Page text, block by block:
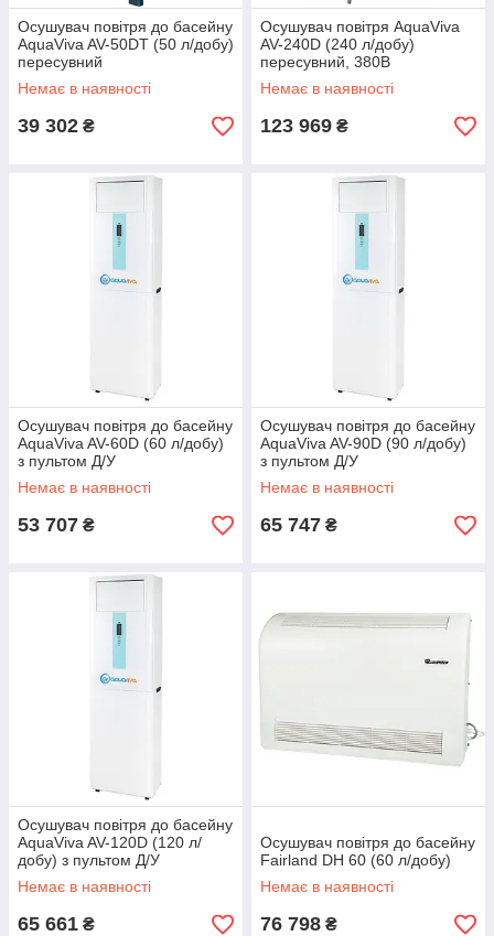
Осушувач повітря до басейну
AquaViva AV-50DT (50 л/добу)
пересувний
Немає в наявності
39 302 ₴
Осушувач повітря AquaViva
AV-240D (240 л/добу)
пересувний, 380В
Немає в наявності
123 969 ₴
Осушувач повітря до басейну
AquaViva AV-60D (60 л/добу)
з пультом Д/У
Немає в наявності
53 707 ₴
Осушувач повітря до басейну
AquaViva AV-90D (90 л/добу)
з пультом Д/У
Немає в наявності
65 747 ₴
Осушувач повітря до басейну
AquaViva AV-120D (120 л/
добу) з пультом Д/У
Немає в наявності
65 661 ₴
Осушувач повітря до басейну
Fairland DH 60 (60 л/добу)
Немає в наявності
76 798 ₴